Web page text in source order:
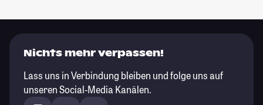
Nichts mehr verpassen!
Lass uns in Verbindung bleiben und folge uns auf
unseren Social-Media Kanälen.